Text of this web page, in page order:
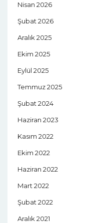
Nisan 2026
Şubat 2026
Aralık 2025
Ekim 2025
Eylül 2025
Temmuz 2025
Şubat 2024
Haziran 2023
Kasım 2022
Ekim 2022
Haziran 2022
Mart 2022
Şubat 2022
Aralık 2021